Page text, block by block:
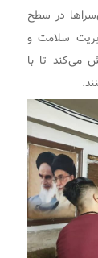
در سطح
سلامت و
می‌کند تا با